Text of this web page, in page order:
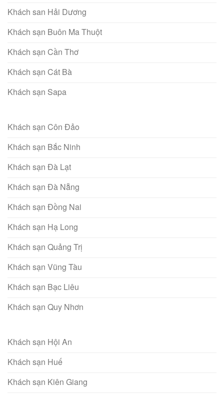
Khách san Hải Dương
Khách sạn Buôn Ma Thuột
Khách sạn Cần Thơ
Khách sạn Cát Bà
Khách sạn Sapa
Khách sạn Côn Đảo
Khách sạn Bắc Ninh
Khách sạn Đà Lạt
Khách sạn Đà Nẵng
Khách sạn Đồng Nai
Khách sạn Hạ Long
Khách sạn Quảng Trị
Khách sạn Vũng Tàu
Khách sạn Bạc Liêu
Khách sạn Quy Nhơn
Khách sạn Hội An
Khách sạn Huế
Khách sạn Kiên Giang